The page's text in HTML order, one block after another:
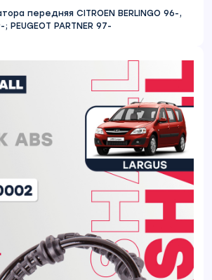
передняя CITROEN BERLINGO 96-,
PEUGEOT PARTNER 97-